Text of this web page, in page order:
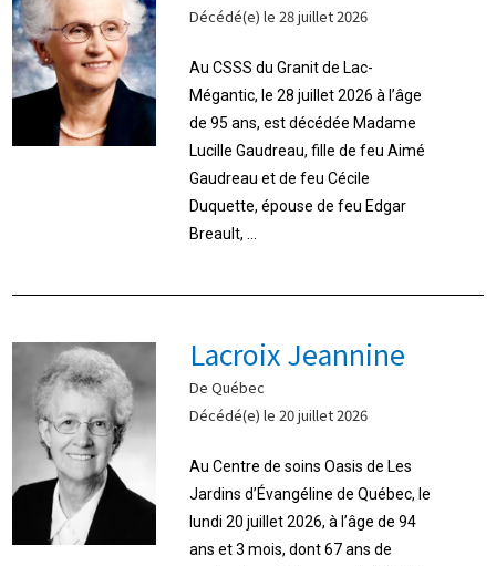
Décédé(e) le 28 juillet 2026
Au CSSS du Granit de Lac-
Mégantic, le 28 juillet 2026 à l’âge
de 95 ans, est décédée Madame
Lucille Gaudreau, fille de feu Aimé
Gaudreau et de feu Cécile
Duquette, épouse de feu Edgar
Breault, ...
Lacroix Jeannine
De Québec
Décédé(e) le 20 juillet 2026
Au Centre de soins Oasis de Les
Jardins d’Évangéline de Québec, le
lundi 20 juillet 2026, à l’âge de 94
ans et 3 mois, dont 67 ans de